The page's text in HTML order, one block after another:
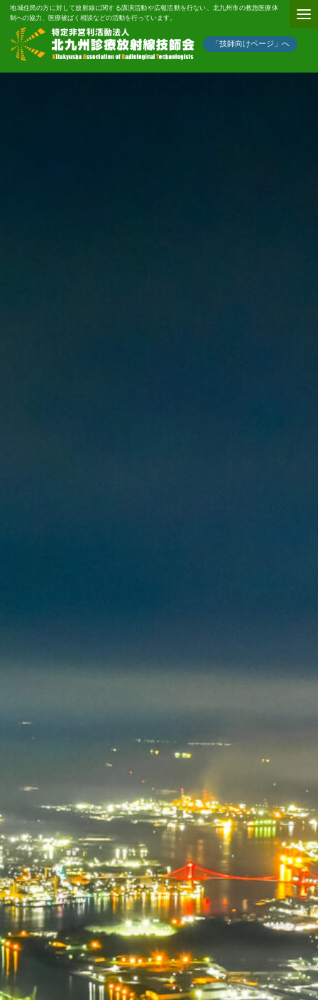
地域住民の方に対して放射線に関する講演活動や広報活動を行ない、北九州市の救急医療体
制への協力、医療被ばく相談などの活動を行っています。
「技師向けページ」へ